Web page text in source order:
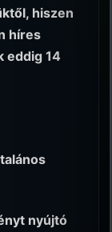
hiszen
híres
eddig 14
nyújtó